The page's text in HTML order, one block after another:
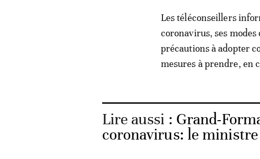
Les téléconseillers
coronavirus, ses
précautions à adopter
mesures à prendre, en
Lire aussi : Grand-
coronavirus: le